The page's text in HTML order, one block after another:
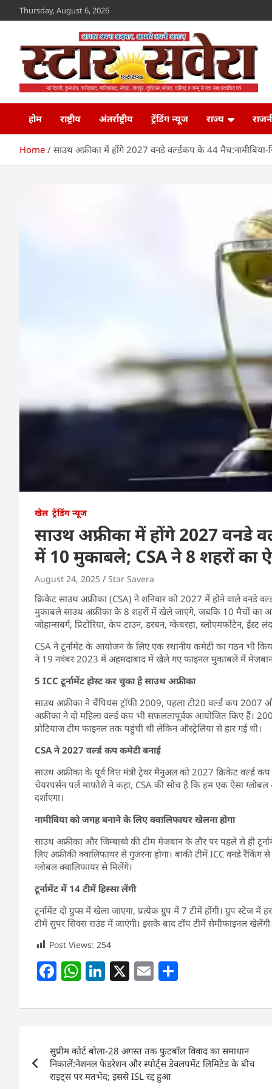
to
Thursday, August 6, 2026
Star Savera
होम
राष्ट्रीय अंतर्राष्ट्रीय ट्रेंडिंग न्यूज राज्य
Home साउथ अफ्रीका में होंगे 2027 वनडे वर्ल्डकप ​​​​​​​के 44
खेल ट्रेंडिंग न्यूज
साउथ अफ्रीका में होंगे 2027 वनडे
में 10 मुकाबले; CSA ने 8 शहरों का
August 24, 2025 Star Savera
क्रिकेट साउथ अफ्रीका (CSA) ने शनिवार को 2027 में होने वाले वनडे
मुकाबले साउथ अफ्रीका के 8 शहरों में खेले जाएंगे, जबकि 10 मैचों का
जोहान्सबर्ग, प्रिटोरिया, केप टाउन, डरबन, ग्केबरहा, ब्लोएमफोंटेन,
CSA ने टूर्नामेंट के आयोजन के लिए एक स्थानीय कमेटी का गठन भी
ने 19 नवंबर 2023 में अहमदाबाद में खेले गए फाइनल मुकाबले में मेजबान
5 ICC टूर्नामेंट होस्ट कर चुका है साउथ अफ्रीका
साउथ अफ्रीका ने चैंपियंस ट्रॉफी 2009, पहला टी20 वर्ल्ड कप
अफ्रीका ने दो महिला वर्ल्ड कप भी सफलतापूर्वक आयोजित किए हैं।
प्रोटियाज टीम फाइनल तक पहुंची थी लेकिन ऑस्ट्रेलिया से हार गई थी।
CSA ने 2027 वर्ल्ड कप कमेटी बनाई
साउथ अफ्रीका के पूर्व वित्त मंत्री ट्रेवर मैनुअल को 2027 क्रिकेट वर्ल्ड
चेयरपर्सन पर्ल माफोशे ने कहा, CSA की सोच है कि हम एक ऐसा
दर्शाएगा।
नामीबिया को जगह बनाने के लिए क्वालिफायर खेलना होगा
साउथ अफ्रीका और जिम्बाब्वे की टीम मेजबान के तौर पर पहले से ही
लिए अफ्रीकी क्वालिफायर से गुजरना होगा। बाकी टीमें ICC वनडे
ग्लोबल क्वालिफायर से मिलेंगे।
टूर्नामेंट में 14 टीमें हिस्सा लेंगी
टूर्नामेंट दो ग्रुप्स में खेला जाएगा, प्रत्येक ग्रुप में 7 टीमें होंगी। ग्रुप स्टेज
टीमें सुपर सिक्स राउंड में जाएंगी। इसके बाद टॉप टीमें सेमीफाइनल
Post Views: 254
F
c
b
o
W
at
A
p
Li
k
dI
n
X E
ai ar
navigation
सुप्रीम कोर्ट बोला-28 अगस्त तक फुटबॉल विवाद का समाधान
निकालें:नेशनल फेडरेशन और स्पोर्ट्स डेवलपमेंट लिमिटेड के बीच
राइट्स पर मतभेद; इससे ISL रद्द हुआ